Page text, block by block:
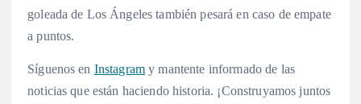
goleada de Los Ángeles también pesará en caso de empate
a puntos.
Síguenos en Instagram y mantente informado de las
noticias que están haciendo historia. ¡Construyamos juntos